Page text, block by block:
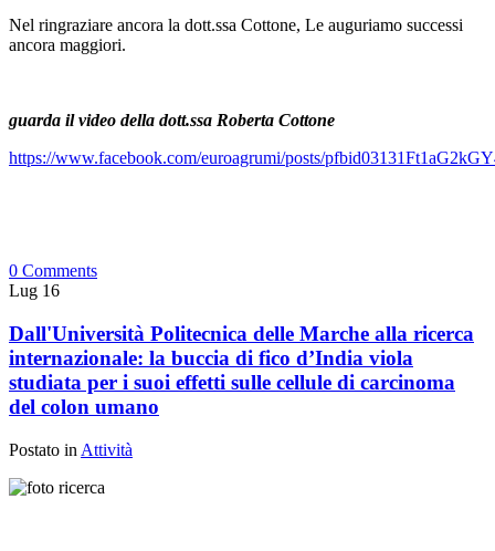
Nel ringraziare ancora la dott.ssa Cottone, Le auguriamo successi
ancora maggiori.
guarda il video della dott.ssa Roberta Cottone
https://www.facebook.com/euroagrumi/posts/
0 Comments
Lug 16
Dall'Università Politecnica delle Marche alla ricerca
internazionale: la buccia di fico d’India viola
studiata per i suoi effetti sulle cellule di carcinoma
del colon umano
Postato in Attività